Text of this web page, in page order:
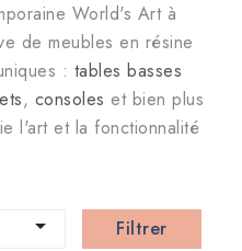
World's Art à
de meubles en résine
: tables basses
, consoles et bien plus
l'art et la fonctionnalité
 Filtrer